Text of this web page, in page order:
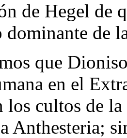
de Hegel de
dominante de
que
en el
los cultos de
Anthesteria;